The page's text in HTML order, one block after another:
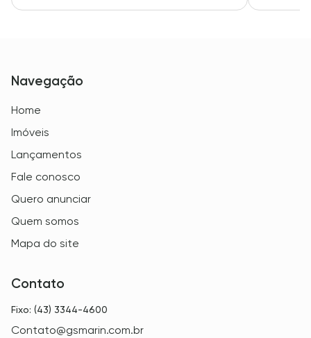
Navegação
Home
Imóveis
Lançamentos
Fale conosco
Quero anunciar
Quem somos
Mapa do site
Contato
Fixo: (43) 3344-4600
Contato@gsmarin.com.br